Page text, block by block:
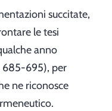
succitate,
le tesi
anno
695), per
ne riconosce